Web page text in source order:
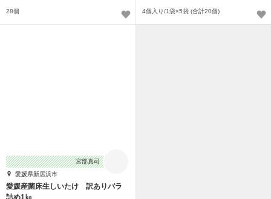
28個 4個入り/1袋×5袋 (合計20個)
宮部真司
愛媛県新居浜市
愛媛産菌床生しいたけ 訳ありバラ
詰め1㎏